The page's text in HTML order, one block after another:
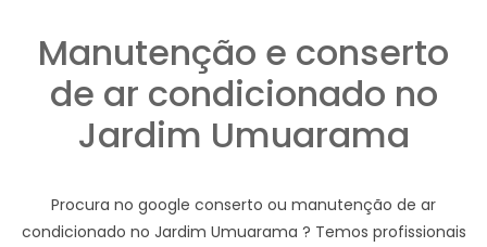
Manutenção e conserto
de ar condicionado no
Jardim Umuarama
Procura no google conserto ou manutenção de ar
condicionado no Jardim Umuarama ? Temos profissionais